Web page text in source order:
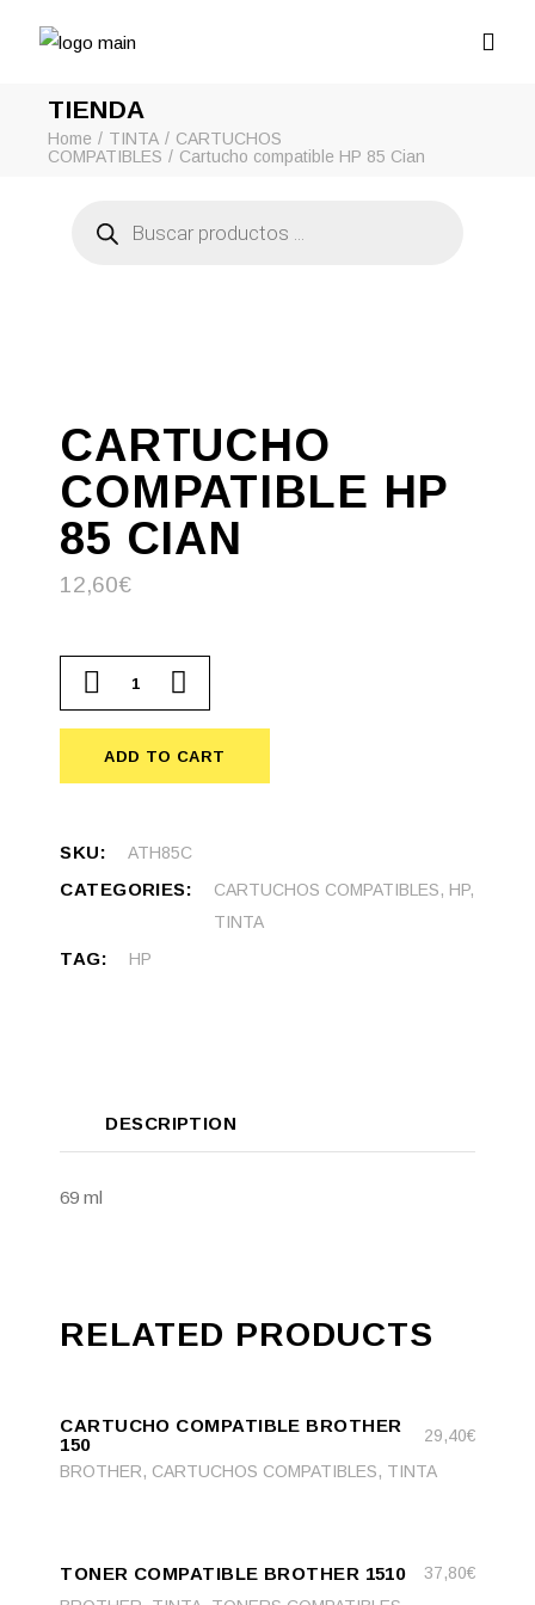
TIENDA
Home TINTA
CARTUCHOS
COMPATIBLES
Cartucho compatible HP 85 Cian
productos
CARTUCHO
COMPATIBLE HP
85 CIAN
12,60€
Cartucho compatible HP 85 Cian quantity
ADD TO CART
SKU: ATH85C
CATEGORIES: CARTUCHOS COMPATIBLES, HP,
TINTA
TAG: HP
DESCRIPTION
69 ml
RELATED PRODUCTS
CART
CARTUCHO COMPATIBLE BROTHER
150
29,40€
BROTHER, CARTUCHOS COMPATIBLES, TINTA
CART
TONER COMPATIBLE BROTHER 1510 37,80€